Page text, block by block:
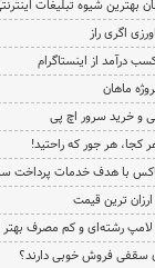
بهترین شیوه تبلیغات
اگری راز
درآمد از اینستاگرام
ماهان
کجا، هر جور که راحتید!
با هدف خدمات پرداخت
ارزان ترین قیمت
لامپ رشته‌ای و کم مصرف
سقفی فروش خوبی دارند؟